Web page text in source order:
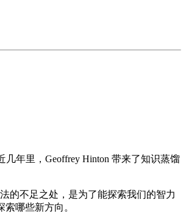
年里，Geoffrey Hinton 带来了知识蒸馏
的不足之处，是为了能探索我们的智力
哪些新方向。